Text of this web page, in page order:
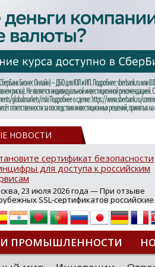
НОВОСТИ
сертификат безопасности
для доступа к российским
23 июля 2026 года — При отзыве
SSL-сертификатов российские
могут некорректно открываться в
браузерах (Google Chrome,
Edge и др.), а соединение с
ресурсы уже сообщили о
недоступности и ошибках при
из-за отзывов сертификатов
ПРОМЫШЛЕННОСТИ